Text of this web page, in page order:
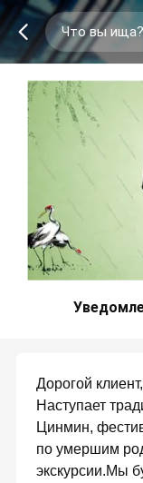
Дорогой клиент,
Наступает
Цинмин,
по умершим
экскурсии.Мы